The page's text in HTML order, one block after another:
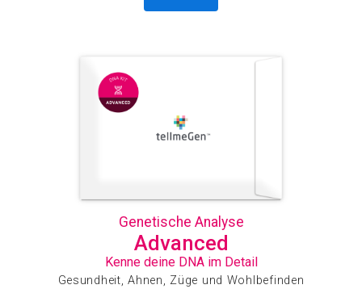
Genetische Analyse
Advanced
Kenne deine DNA im Detail
Gesundheit, Ahnen, Züge und Wohlbefinden